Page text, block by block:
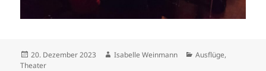
Veröffentlicht
am
20. Dezember 2023 Autor
Isabelle Weinmann Kategorien
Ausflüge,
Theater